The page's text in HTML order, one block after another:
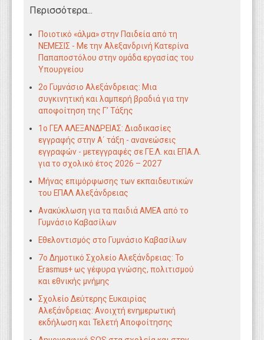
Περισσότερα...
Ποιοτικό «άλμα» στην Παιδεία από τη
ΝΕΜΕΣΙΣ - Με την Αλεξανδρινή Κατερίνα
Παπαποστόλου στην ομάδα εργασίας του
Υπουργείου
2ο Γυμνάσιο Αλεξάνδρειας: Μια
συγκινητική και λαμπερή βραδιά για την
αποφοίτηση της Γ’ Τάξης
1ο ΓΕΛ ΑΛΕΞΑΝΔΡΕΙΑΣ: Διαδικασίες
εγγραφής στην Α΄ τάξη - ανανεώσεις
εγγραφών - μετεγγραφές σε ΓΕ.Λ. και ΕΠΑ.Λ.
για το σχολικό έτος 2026 – 2027
Μήνας επιμόρφωσης των εκπαιδευτικών
του ΕΠΑΛ Αλεξάνδρειας
Ανακύκλωση για τα παιδιά ΑΜΕΑ από το
Γυμνάσιο Καβασίλων
Εθελοντισμός στο Γυμνάσιο Καβασίλων
7ο Δημοτικό Σχολείο Αλεξάνδρειας: Το
Erasmus+ ως γέφυρα γνώσης, πολιτισμού
και εθνικής μνήμης
Σχολείο Δεύτερης Ευκαιρίας
Αλεξάνδρειας: Ανοιχτή ενημερωτική
εκδήλωση και Τελετή Αποφοίτησης